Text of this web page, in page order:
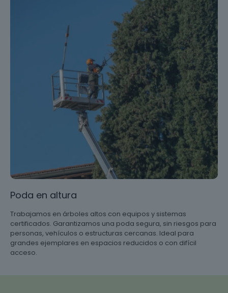
Poda en altura
Trabajamos en árboles altos con equipos y sistemas
certificados. Garantizamos una poda segura, sin riesgos para
personas, vehículos o estructuras cercanas. Ideal para
grandes ejemplares en espacios reducidos o con difícil
acceso.